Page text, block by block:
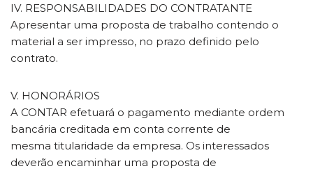
IV. RESPONSABILIDADES DO CONTRATANTE
Apresentar uma proposta de trabalho contendo o
material a ser impresso, no prazo definido pelo
contrato.
V. HONORÁRIOS
A CONTAR efetuará o pagamento mediante ordem
bancária creditada em conta corrente de
mesma titularidade da empresa. Os interessados
deverão encaminhar uma proposta de